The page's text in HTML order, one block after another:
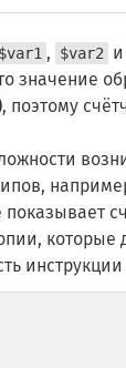
$var1 , $var2 и
значение
, поэтому
которые
инструкции